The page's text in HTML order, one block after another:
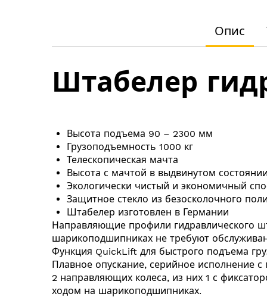
Опис
Штабелер
Высота подъема 90 – 2300 мм
Грузоподъемность 1000 кг
Телескопическая мачта
Высота с мачтой в выдвинутом
Экологически чистый и экономичный
Защитное стекло из безосколочного
Штабелер изготовлен в Германии
Направляющие профили гидравлического
шарикоподшипниках не требуют
Функция QuickLift для быстрого подъема
Плавное опускание, серийное исполнение
2 направляющих колеса, из них 1 с
ходом на шарикоподшипниках.